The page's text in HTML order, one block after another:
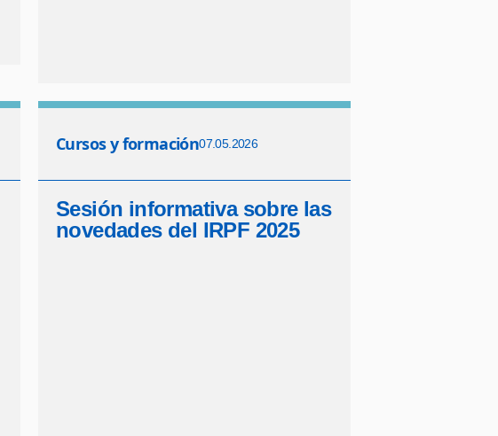
Cursos y formación07.05.2026
Sesión informativa sobre las
novedades del IRPF 2025